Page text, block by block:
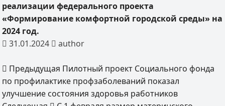
реализации федерального проекта
«Формирование комфортной городской среды» на
2024 год.
31.01.2024
author
Предыдущая Пилотный проект Социального фонда
по профилактике профзаболеваний показал
улучшение состояния здоровья работников